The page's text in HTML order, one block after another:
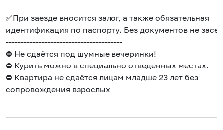
✅При заезде вносится залог, а также обязательная
идентификация по паспорту. Без документов не
---------------------------------------
⛔️ Не сдаётся под шумные вечеринки!
⛔️ Курить можно в специально отведенных местах.
⛔️ Квартира не сдаётся лицам младше 23 лет без
сопровождения взрослых